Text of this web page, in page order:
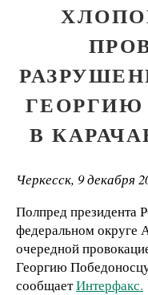
В
Черкесск, 9 декабря
Полпред президента
федеральном округе
очередной
Георгию
сообщаетИнтерфакс.